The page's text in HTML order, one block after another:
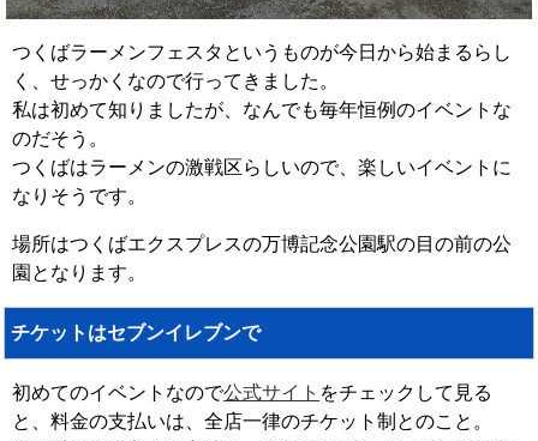
つくばラーメンフェスタというものが今日から始まるらし
く、せっかくなので行ってきました。
私は初めて知りましたが、なんでも毎年恒例のイベントな
のだそう。
つくばはラーメンの激戦区らしいので、楽しいイベントに
なりそうです。
場所はつくばエクスプレスの万博記念公園駅の目の前の公
園となります。
チケットはセブンイレブンで
初めてのイベントなので公式サイト をチェックして見る
と、料金の支払いは、全店一律のチケット制とのこと。